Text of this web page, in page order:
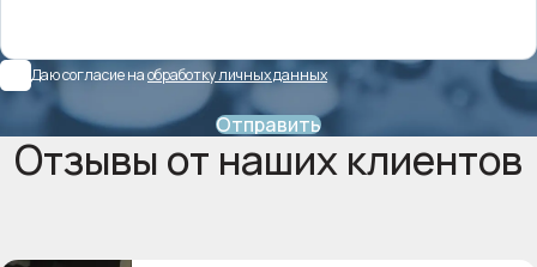
Даю согласие наобработку личных данных
Отправить
Отзывы от наших клиентов